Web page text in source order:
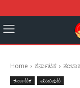
Home ಕರ್ನಾಟಕ
ಕರ್ನಾಟಕ ಮುಖಪುಟ